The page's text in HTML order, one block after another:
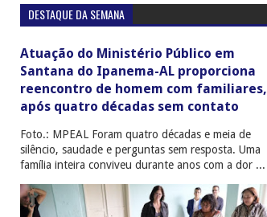
DESTAQUE DA SEMANA
Atuação do Ministério Público em
Santana do Ipanema-AL proporciona
reencontro de homem com familiares,
após quatro décadas sem contato
Foto.: MPEAL Foram quatro décadas e meia de
silêncio, saudade e perguntas sem resposta. Uma
família inteira conviveu durante anos com a dor ...